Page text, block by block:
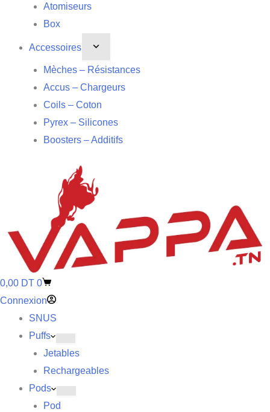
Atomiseurs
Box
Accessoires
Mèches – Résistances
Accus – Chargeurs
Coils – Coton
Pyrex – Silicones
Boosters – Additifs
0,00 DT 0
Connexion
SNUS
Puffs
Jetables
Rechargeables
Pods
Pod